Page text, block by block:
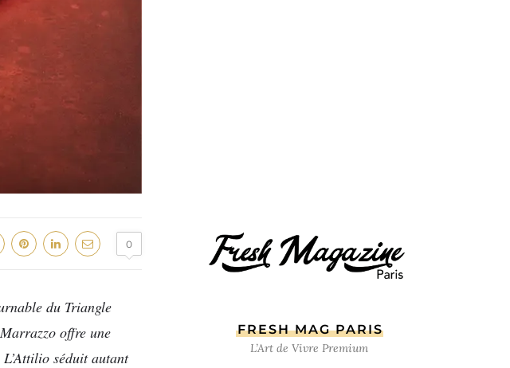
0
du Triangle
offre une
séduit autant
FRESH MAG PARIS
L’Art de Vivre Premium